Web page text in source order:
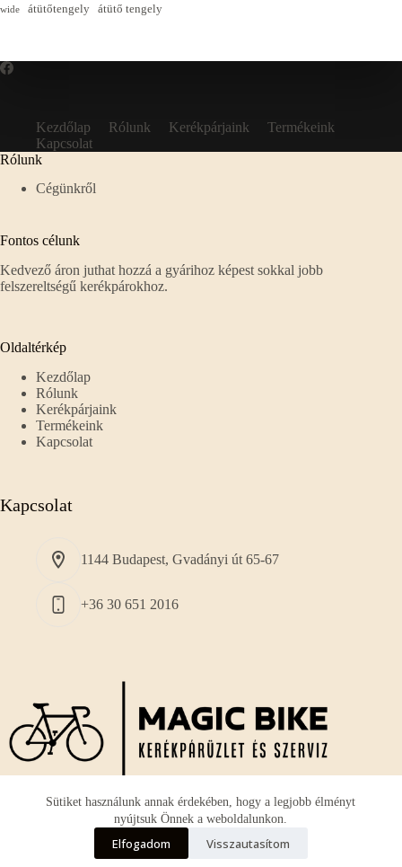
Sütiket használunk annak érdekében, hogy a legjobb élményt
nyújtsuk Önnek a weboldalunkon.
Elfogadom Visszautasítom
wide
átütőtengely átütő tengely
Kezdőlap Rólunk Kerékpárjaink
Termékeink
Kapcsolat
Rólunk
Cégünkről
Fontos célunk
Kedvező áron juthat hozzá a gyárihoz képest sokkal jobb
felszereltségű kerékpárokhoz.
Oldaltérkép
Kezdőlap
Rólunk
Kerékpárjaink
Termékeink
Kapcsolat
Kapcsolat
1144 Budapest, Gvadányi út 65-67
+36 30 651 2016
A vállalkozásunk fő profilja a használt és új
országúti
szervizelése, illetve eladása kedvező áron.